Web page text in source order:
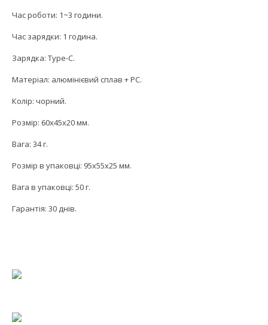
Час роботи: 1~3 години.
Час зарядки: 1 година.
Зарядка: Type-C.
Матеріал: алюмінієвий сплав + PC.
Колір: чорний.
Розмір: 60х45x20 мм.
Вага: 34 г.
Розмір в упаковці: 95х55х25 мм.
Вага в упаковці: 50 г.
Гарантія: 30 днів.